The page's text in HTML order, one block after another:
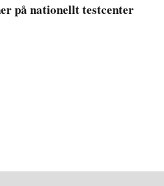
på nationellt testcenter